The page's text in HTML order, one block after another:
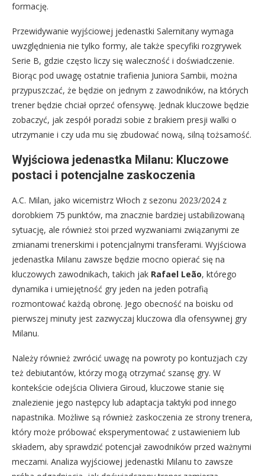
formację.
Przewidywanie wyjściowej jedenastki Salernitany wymaga
uwzględnienia nie tylko formy, ale także specyfiki rozgrywek
Serie B, gdzie często liczy się waleczność i doświadczenie.
Biorąc pod uwagę ostatnie trafienia Juniora Sambii, można
przypuszczać, że będzie on jednym z zawodników, na których
trener będzie chciał oprzeć ofensywę. Jednak kluczowe będzie
zobaczyć, jak zespół poradzi sobie z brakiem presji walki o
utrzymanie i czy uda mu się zbudować nową, silną tożsamość.
Wyjściowa jedenastka Milanu: Kluczowe
postaci i potencjalne zaskoczenia
A.C. Milan, jako wicemistrz Włoch z sezonu 2023/2024 z
dorobkiem 75 punktów, ma znacznie bardziej ustabilizowaną
sytuację, ale również stoi przed wyzwaniami związanymi ze
zmianami trenerskimi i potencjalnymi transferami. Wyjściowa
jedenastka Milanu zawsze będzie mocno opierać się na
kluczowych zawodnikach, takich jak Rafael Leão, którego
dynamika i umiejętność gry jeden na jeden potrafią
rozmontować każdą obronę. Jego obecność na boisku od
pierwszej minuty jest zazwyczaj kluczowa dla ofensywnej gry
Milanu.
Należy również zwrócić uwagę na powroty po kontuzjach czy
też debiutantów, którzy mogą otrzymać szansę gry. W
kontekście odejścia Oliviera Giroud, kluczowe stanie się
znalezienie jego następcy lub adaptacja taktyki pod innego
napastnika. Możliwe są również zaskoczenia ze strony trenera,
który może próbować eksperymentować z ustawieniem lub
składem, aby sprawdzić potencjał zawodników przed ważnymi
meczami. Analiza wyjściowej jedenastki Milanu to zawsze